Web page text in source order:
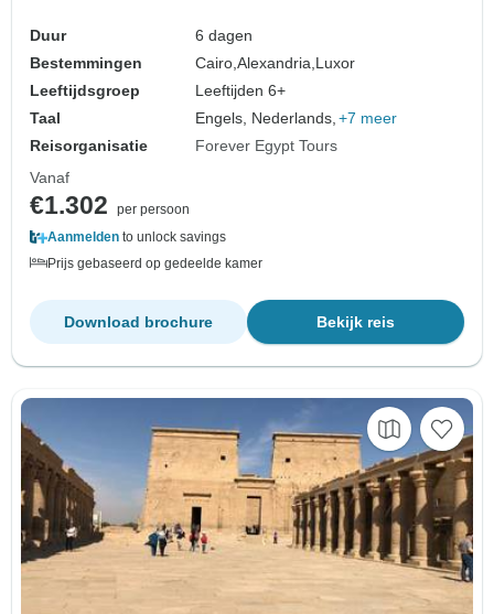
Duur
6 dagen
Bestemmingen
Cairo,Alexandria,Luxor
Leeftijdsgroep
Leeftijden 6+
Taal
Engels, Nederlands, +7 meer
Reisorganisatie
Forever Egypt Tours
Vanaf
€1.302
per persoon
Aanmelden to unlock savings
Prijs gebaseerd op gedeelde kamer
Bekijk reis
Download brochure